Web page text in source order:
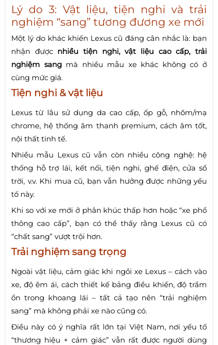
Lý do 3: Vật liệu, tiện nghi và trải
nghiệm “sang” tương đương xe mới
Một lý do khác khiến Lexus cũ đáng cân nhắc là: bạn
nhận được nhiều tiện nghi, vật liệu cao cấp, trải
nghiệm sangmà nhiều mẫu xe khác không có ở
cùng mức giá.
Tiện nghi & vật liệu
Lexus từ lâu sử dụng da cao cấp, ốp gỗ, nhôm/mạ
chrome, hệ thống âm thanh premium, cách âm tốt,
nội thất tinh tế.
Nhiều mẫu Lexus cũ vẫn còn nhiều công nghệ: hệ
thống hỗ trợ lái, kết nối, tiện nghi, ghế điện, cửa sổ
trời, v.v. Khi mua cũ, bạn vẫn hưởng được những yếu
tố này.
Khi so với xe mới ở phân khúc thấp hơn hoặc “xe phổ
thông cao cấp”, bạn có thể thấy rằng Lexus cũ có
“chất sang” vượt trội hơn.
Trải nghiệm sang trọng
Ngoài vật liệu, cảm giác khi ngồi xe Lexus – cách vào
xe, độ êm ái, cách thiết kế bảng điều khiển, độ trầm
ổn trong khoang lái – tất cả tạo nên “trải nghiệm
sang” mà không phải xe nào cũng có.
Điều này có ý nghĩa rất lớn tại Việt Nam, nơi yếu tố
“thương hiệu + cảm giác” vẫn rất được người dùng